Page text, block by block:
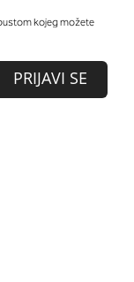
kojeg možete
PRIJAVI SE